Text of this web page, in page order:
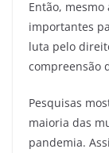
Então,
importantes
luta pelo
compreensão
Pesquisas
maioria das
pandemia.